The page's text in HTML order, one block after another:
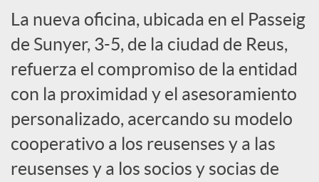
s
S
o
c
La nueva oficina, ubicada en el Passeig
de Sunyer, 3-5, de la ciudad de Reus,
refuerza el compromiso de la entidad
con la proximidad y el asesoramiento
personalizado, acercando su modelo
cooperativo a los reusenses y a las
reusenses y a los socios y socias de